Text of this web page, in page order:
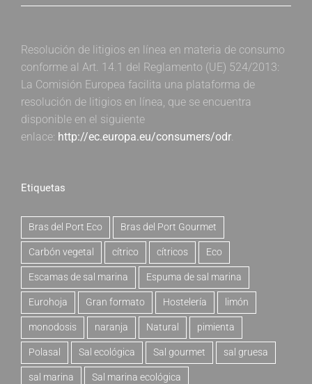
Resolución de litigios en línea en materia de consumo
conforme al Art. 14.1 del Reglamento (UE) 524/2013:
La Comisión Europea facilita una plataforma de
resolución de litigios en línea, que se encuentra
disponible en el siguiente
enlace: http://ec.europa.eu/consumers/odr.
Etiquetas
Bras del Port Eco Bras del Port Gourmet
Carbón vegetal cítrico cítricos Eco
Escamas de sal marina Espuma de sal marina
Eurohoja Gran formato Hostelería limón
monodosis naranja Natural pimienta
Polasal Sal ecológica Sal gourmet sal gruesa
sal marina Sal marina ecológica